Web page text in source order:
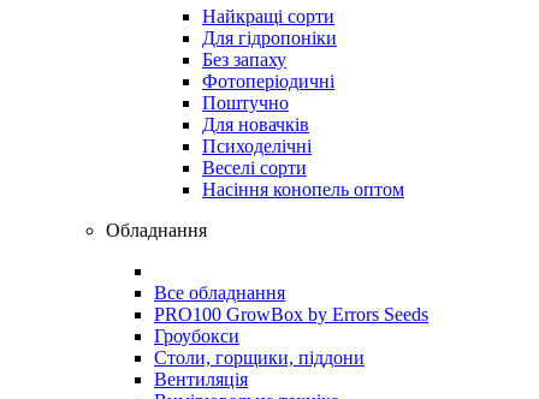
Найкращі сорти
Для гідропоніки
Без запаху
Фотоперіодичні
Поштучно
Для новачків
Психоделічні
Веселі сорти
Насіння конопель оптом
Обладнання
Все обладнання
PRO100 GrowBox by Errors Seeds
Гроубокси
Столи, горщики, піддони
Вентиляція